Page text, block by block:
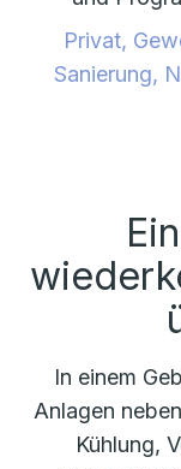
Privat,
Sanierung,
In einem
Anlagen
Kühlung,